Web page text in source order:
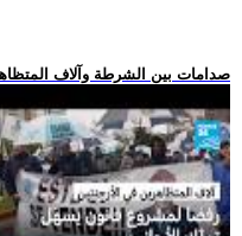
.. صدامات بين الشرطة وآلاف